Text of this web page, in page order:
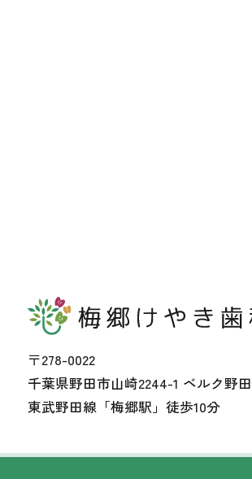
〒278-0022
千葉県野田市山崎2244-1 ベルク野
東武野田線「梅郷駅」徒歩10分